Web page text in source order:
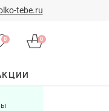
tebe.ru
0 0